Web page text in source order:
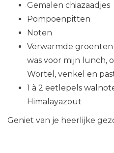
Gemalen chiazaadjes
Pompoenpitten
Noten
Verwarmde
was voor mijn lunch,
Wortel, venkel en
1 à 2 eetlepels
Himalayazout
Geniet van je heerlijke